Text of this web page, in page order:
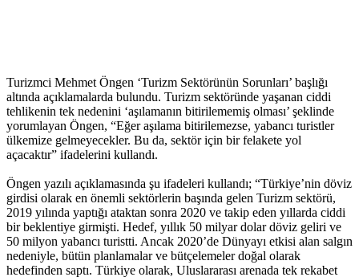
Turizmci Mehmet Öngen ‘Turizm Sektörünün Sorunları’ başlığı
altında açıklamalarda bulundu. Turizm sektöründe yaşanan ciddi
tehlikenin tek nedenini ‘aşılamanın bitirilememiş olması’ şeklinde
yorumlayan Öngen, “Eğer aşılama bitirilemezse, yabancı turistler
ülkemize gelmeyecekler. Bu da, sektör için bir felakete yol
açacaktır” ifadelerini kullandı.
Öngen yazılı açıklamasında şu ifadeleri kullandı; “Türkiye’nin döviz
girdisi olarak en önemli sektörlerin başında gelen Turizm sektörü,
2019 yılında yaptığı ataktan sonra 2020 ve takip eden yıllarda ciddi
bir beklentiye girmişti. Hedef, yıllık 50 milyar dolar döviz geliri ve
50 milyon yabancı turistti. Ancak 2020’de Dünyayı etkisi alan salgın
nedeniyle, bütün planlamalar ve bütçelemeler doğal olarak
hedefinden saptı. Türkiye olarak, Uluslararası arenada tek rekabet